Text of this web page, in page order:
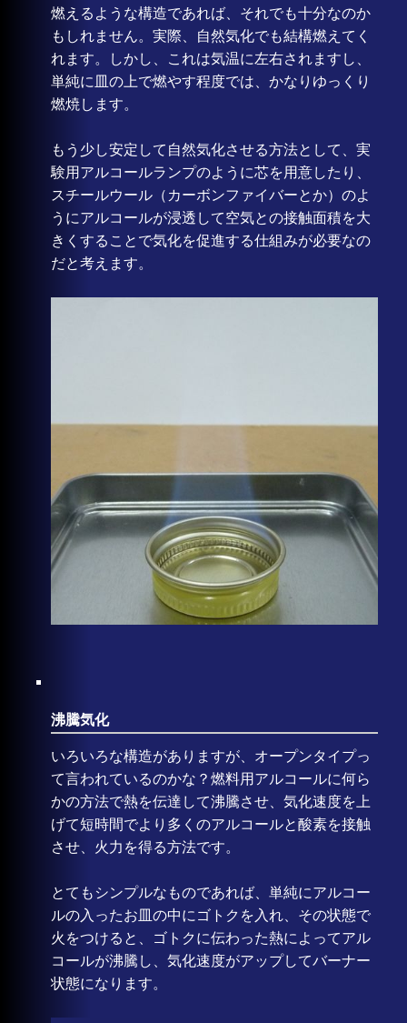
燃えるような構造であれば、それでも十分なのか
もしれません。実際、自然気化でも結構燃えてく
れます。しかし、これは気温に左右されますし、
単純に皿の上で燃やす程度では、かなりゆっくり
燃焼します。
もう少し安定して自然気化させる方法として、実
験用アルコールランプのように芯を用意したり、
スチールウール（カーボンファイバーとか）のよ
うにアルコールが浸透して空気との接触面積を大
きくすることで気化を促進する仕組みが必要なの
だと考えます。
沸騰気化
いろいろな構造がありますが、オープンタイプっ
て言われているのかな？燃料用アルコールに何ら
かの方法で熱を伝達して沸騰させ、気化速度を上
げて短時間でより多くのアルコールと酸素を接触
させ、火力を得る方法です。
とてもシンプルなものであれば、単純にアルコー
ルの入ったお皿の中にゴトクを入れ、その状態で
火をつけると、ゴトクに伝わった熱によってアル
コールが沸騰し、気化速度がアップしてバーナー
状態になります。